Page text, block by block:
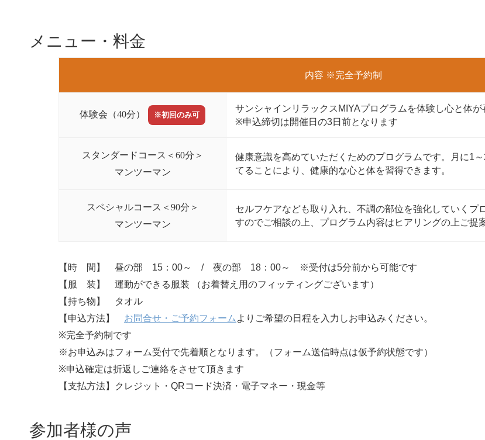
メニュー・料金
内容 ※完全予約制
体験会（40分） ※初回のみ可
サンシャインリラックスMIYAプログラムを体験し心と体
※申込締切は開催日の3日前となります
スタンダードコース＜60分＞
マンツーマン
健康意識を高めていただくためのプログラムです。月に1
てることにより、健康的な心と体を習得できます。
スペシャルコース＜90分＞
マンツーマン
セルフケアなども取り入れ、不調の部位を強化していくプ
すのでご相談の上、プログラム内容はヒアリングの上ご提
【時 間】 昼の部 15：00～ / 夜の部 18：00～ ※受付は5分前から可能です
【服 装】 運動ができる服装 （お着替え用のフィッティングございます）
【持ち物】 タオル
【申込方法】 お問合せ・ご予約フォーム よりご希望の日程を入力しお申込みください。
※完全予約制です
※お申込みはフォーム受付で先着順となります。（フォーム送信時点は仮予約状態です）
※申込確定は折返しご連絡をさせて頂きます
【支払方法】クレジット・QRコード決済・電子マネー・現金等
参加者様の声